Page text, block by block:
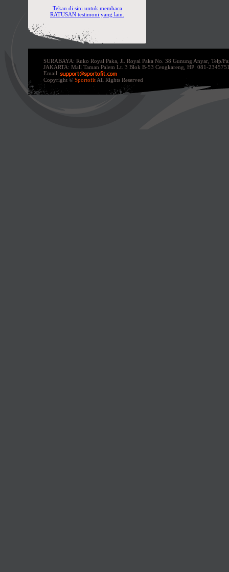
Tekan di sini untuk membaca
RATUSAN testimoni yang lain.
SURABAYA: Ruko Royal Paka, Jl. Royal Paka No. 38 Gunung Anyar,
JAKARTA: Mall Taman Palem Lt. 3 Blok B-53 Cengkareng, HP: 081-
Email:
Copyright © Sportofit All Rights Reserved